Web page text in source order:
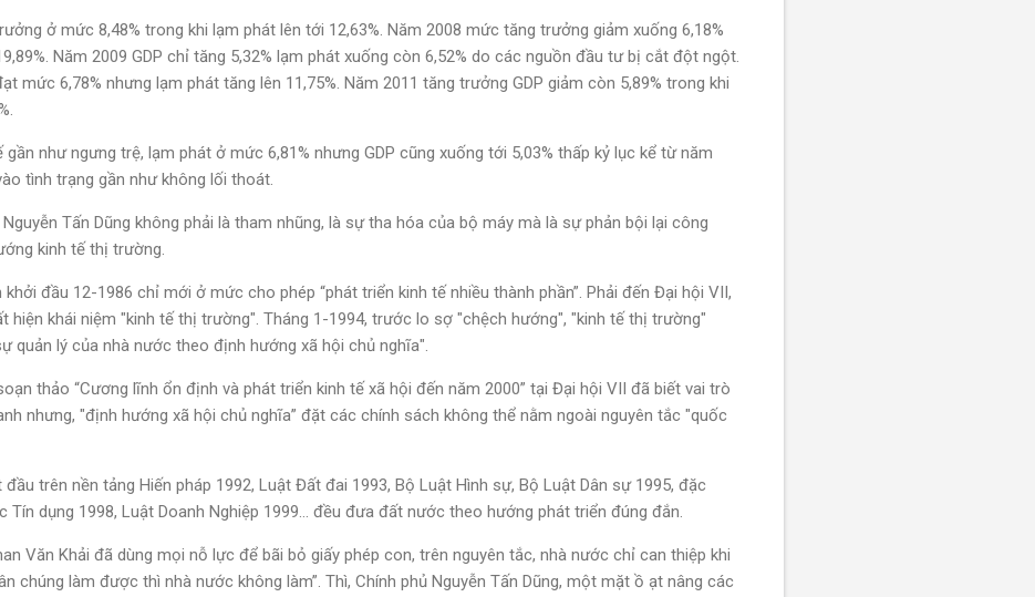
ở mức 8,48% trong khi lạm phát lên tới 12,63%. Năm 2008 mức tăng trưởng giảm xuống 6,18%
Năm 2009 GDP chỉ tăng 5,32% lạm phát xuống còn 6,52% do các nguồn đầu tư bị cắt đột ngột.
mức 6,78% nhưng lạm phát tăng lên 11,75%. Năm 2011 tăng trưởng GDP giảm còn 5,89% trong khi
gần như ngưng trệ, lạm phát ở mức 6,81% nhưng GDP cũng xuống tới 5,03% thấp kỷ lục kể từ năm
tình trạng gần như không lối thoát.
Tấn Dũng không phải là tham nhũng, là sự tha hóa của bộ máy mà là sự phản bội lại công
kinh tế thị trường.
đầu 12-1986 chỉ mới ở mức cho phép “phát triển kinh tế nhiều thành phần”. Phải đến Đại hội VII,
hiện khái niệm "kinh tế thị trường". Tháng 1-1994, trước lo sợ "chệch hướng", "kinh tế thị trường"
quản lý của nhà nước theo định hướng xã hội chủ nghĩa".
thảo “Cương lĩnh ổn định và phát triển kinh tế xã hội đến năm 2000” tại Đại hội VII đã biết vai trò
nhưng, "định hướng xã hội chủ nghĩa” đặt các chính sách không thể nằm ngoài nguyên tắc "quốc
trên nền tảng Hiến pháp 1992, Luật Đất đai 1993, Bộ Luật Hình sự, Bộ Luật Dân sự 1995, đặc
Tín dụng 1998, Luật Doanh Nghiệp 1999… đều đưa đất nước theo hướng phát triển đúng đắn.
Văn Khải đã dùng mọi nỗ lực để bãi bỏ giấy phép con, trên nguyên tắc, nhà nước chỉ can thiệp khi
chúng làm được thì nhà nước không làm”. Thì, Chính phủ Nguyễn Tấn Dũng, một mặt ồ ạt nâng các